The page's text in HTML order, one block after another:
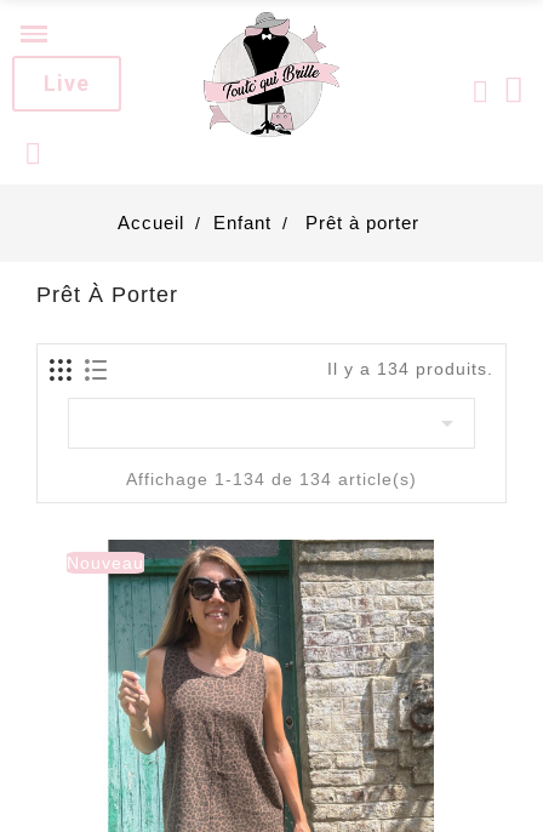
Live
Accueil Enfant Prêt à porter
Prêt À Porter
Il y a 134 produits.

Affichage 1-134 de 134 article(s)
Nouveau